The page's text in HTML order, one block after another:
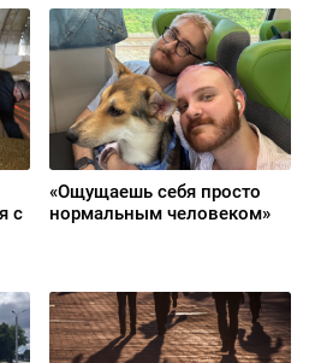
с
«Ощущаешь себя просто
нормальным человеком»